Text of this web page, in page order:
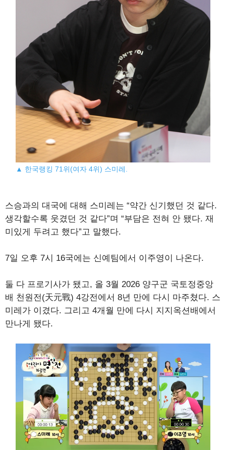
▲ 한국랭킹 71위(여자 4위) 스미레.
스승과의 대국에 대해 스미레는 “약간 신기했던 것 같다.
생각할수록 웃겼던 것 같다”며 “부담은 전혀 안 됐다. 재
미있게 두려고 했다”고 말했다.
7일 오후 7시 16국에는 신예팀에서 이주영이 나온다.
둘 다 프로기사가 됐고, 올 3월 2026 양구군 국토정중앙
배 천원전(天元戰) 4강전에서 8년 만에 다시 마주쳤다. 스
미레가 이겼다. 그리고 4개월 만에 다시 지지옥션배에서
만나게 됐다.